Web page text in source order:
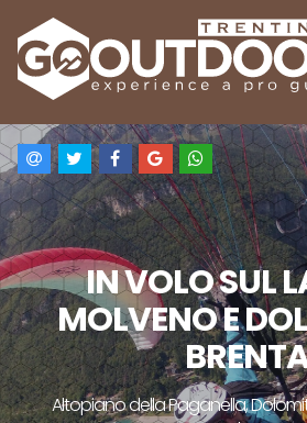
IN VOLO SUL
MOLVENO E
Altopiano della Paganella,